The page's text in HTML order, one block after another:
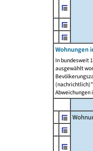
Wohnungen
In bundesweit
ausgewählt
Abweichungen